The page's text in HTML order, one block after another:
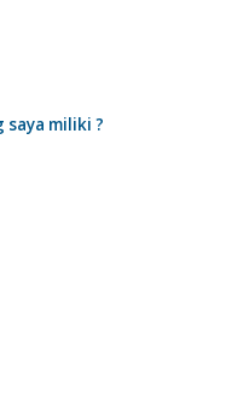
miliki ?